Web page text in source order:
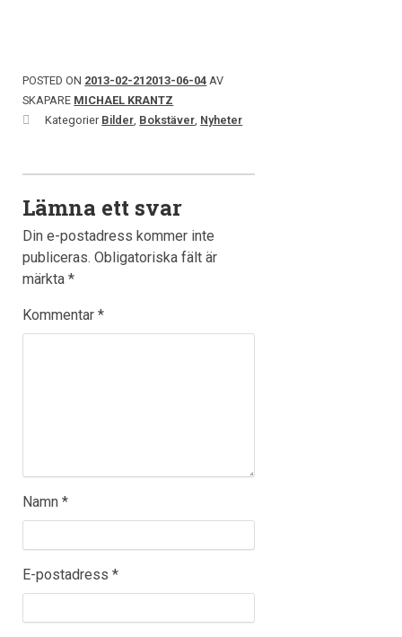
POSTED ON 2013-02-21 2013-06-04 AV
SKAPARE MICHAEL KRANTZ
Kategorier Bilder Bokstäver Nyheter
Lämna ett svar
Din e-postadress kommer inte
publiceras. Obligatoriska fält är
märkta*
Kommentar*
Namn*
E-postadress*